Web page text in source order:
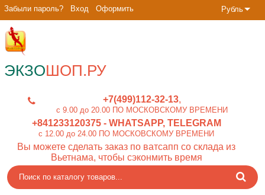
Рубль
Забыли пароль? Вход Оформить
ЭКЗОШОП.РУ
+7(499)112-32-13
c 9.00 до 20.00 ПО МОСКОВСКОМУ ВРЕМЕНИ
+841233120375- WHATSAPP, TELEGRAM
c 12.00 до 24.00 ПО МОСКОВСКОМУ ВРЕМЕНИ
Вы можете сделать заказ по ватсапп со склада из
Вьетнама, чтобы сэконмить время